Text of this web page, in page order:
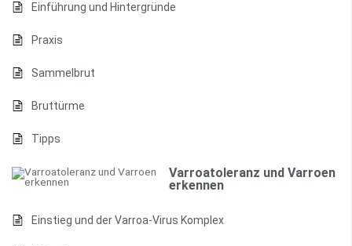
Einführung und Hintergründe
Praxis
Sammelbrut
Bruttürme
Tipps
Varroatoleranz und Varroen
erkennen
Einstieg und der Varroa-Virus Komplex